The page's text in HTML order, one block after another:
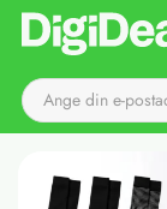
Till startsidan